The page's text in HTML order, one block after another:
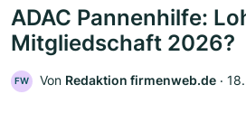
ADAC Pannenhilfe:
Mitgliedschaft 2026?
FW Von Redaktion firmenweb.de ‧